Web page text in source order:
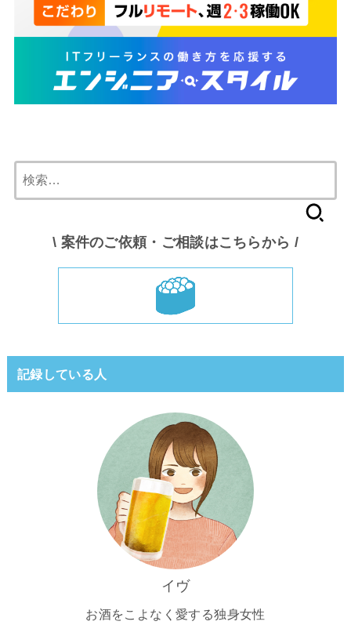
索:
\ 案件のご依頼・ご相談はこちらから /
記録している人
イヴ
お酒をこよなく愛する独身女性